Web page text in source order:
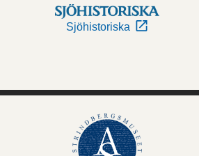
Sjöhistoriska